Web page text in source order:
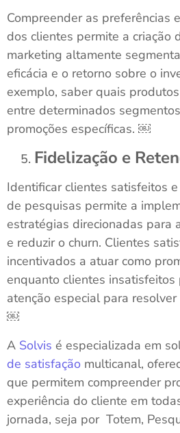
Compreender as preferências
dos clientes permite a criação
marketing altamente
eficácia e o retorno sobre o
exemplo, saber quais
entre determinados
promoções específicas. ￼
Fidelização e
Identificar clientes satisfeitos
de pesquisas permite a
estratégias direcionadas para
e reduzir o churn. Clientes
incentivados a atuar como
enquanto clientes insatisfeitos
atenção especial para
￼
A Solvis é especializada em
de satisfação multicanal,
que permitem compreender
experiência do cliente em
jornada, seja por Totem,